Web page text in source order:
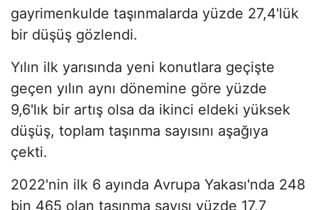
gayrimenkulde taşınmalarda yüzde 27,4'lük
bir düşüş gözlendi.
Yılın ilk yarısında yeni konutlara geçişte
geçen yılın aynı dönemine göre yüzde
9,6'lık bir artış olsa da ikinci eldeki yüksek
düşüş, toplam taşınma sayısını aşağıya
çekti.
2022'nin ilk 6 ayında Avrupa Yakası'nda 248
bin 465 olan taşınma sayısı yüzde 17,7